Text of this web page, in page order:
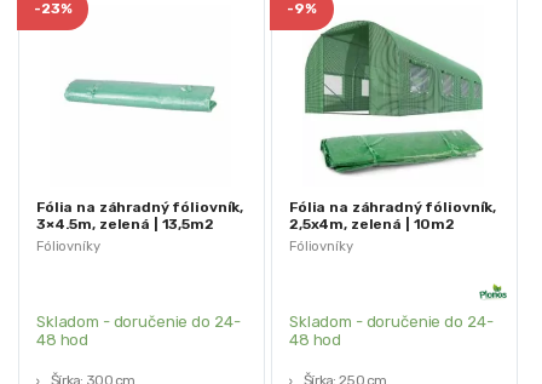
Fóliovníky
-23%
Fólia na záhradný fóliovník,
3×4.5m, zelená | 13,5m2
Skladom - doručenie do 24-
48 hod
Šírka: 300 cm
Fóliovníky
-9%
Fólia na záhradný fóliovník,
2,5x4m, zelená | 10m2
Skladom - doručenie do 24-
48 hod
Šírka: 250 cm